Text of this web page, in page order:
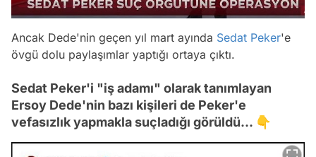
Ancak Dede'nin geçen yıl mart ayında Sedat Peker'e
övgü dolu paylaşımlar yaptığı ortaya çıktı.
Sedat Peker'i "iş adamı" olarak tanımlayan
Ersoy Dede'nin bazı kişileri de Peker'e
vefasızlık yapmakla suçladığı görüldü... 👇